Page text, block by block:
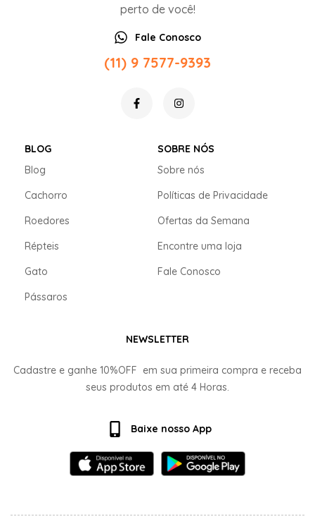
perto de você!
Fale Conosco
(11) 9 7577-9393
BLOG
Blog
Cachorro
Roedores
Répteis
Gato
Pássaros
SOBRE NÓS
Sobre nós
Políticas de Privacidade
Ofertas da Semana
Encontre uma loja
Fale Conosco
NEWSLETTER
Cadastre e ganhe 10%OFF em sua primeira compra e receba
seus produtos em até 4 Horas.
Baixe nosso App